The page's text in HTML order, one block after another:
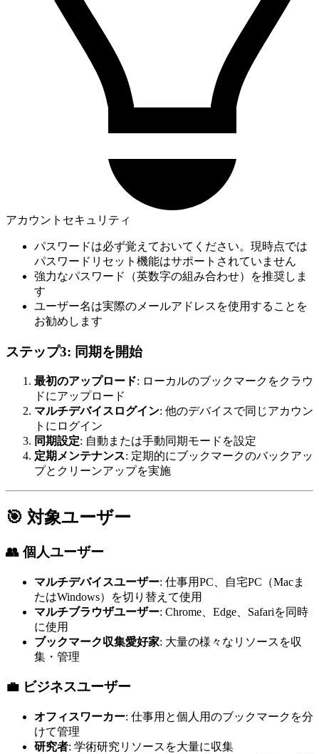
アカウントセキュリティ
パスワードは必ず覚えておいてください。現時点では
パスワードリセット機能はサポートされていません
強力なパスワード（英数字の組み合わせ）を推奨しま
す
ユーザー名は実際のメールアドレスを使用することを
お勧めします
ステップ3: 同期を開始
最初のアップロード: ローカルのブックマークをクラウ
ドにアップロード
マルチデバイスログイン: 他のデバイスで同じアカウン
トにログイン
同期設定: 自動または手動同期モードを設定
定期メンテナンス: 定期的にブックマークのバックアッ
プとクリーンアップを実施
🎯 対象ユーザー
👥 個人ユーザー
マルチデバイスユーザー: 仕事用PC、自宅PC（Macま
たはWindows）を切り替えて使用
マルチブラウザユーザー: Chrome、Edge、Safariを同時
に使用
ブックマーク収集愛好家: 大量の様々なリソースを収
集・管理
💼 ビジネスユーザー
オフィスワーカー: 仕事用と個人用のブックマークを分
けて管理
研究者: 学術研究リソースを大量に収集